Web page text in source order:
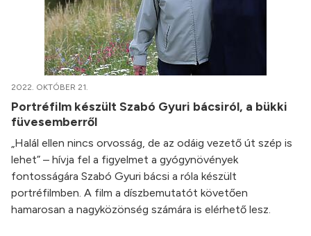
2022. OKTÓBER 21.
Portréfilm készült Szabó Gyuri bácsiról, a bükki
füvesemberről
„Halál ellen nincs orvosság, de az odáig vezető út szép is
lehet” – hívja fel a figyelmet a gyógynövények
fontosságára Szabó Gyuri bácsi a róla készült
portréfilmben. A film a díszbemutatót követően
hamarosan a nagyközönség számára is elérhető lesz.